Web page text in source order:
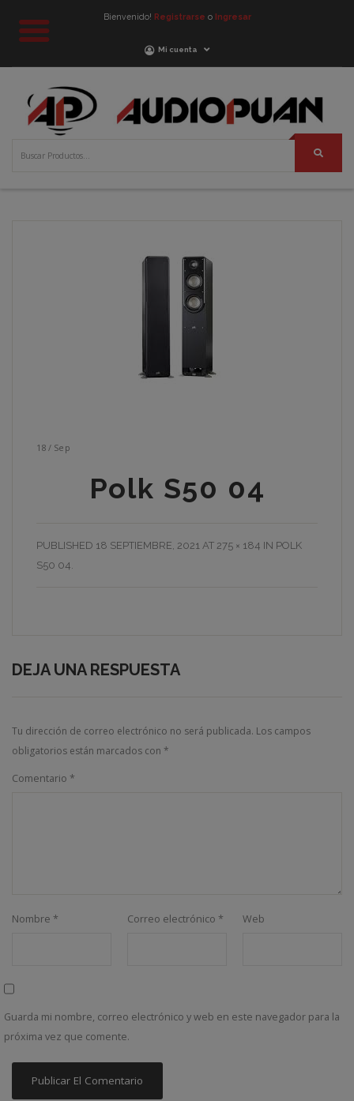
Bienvenido! Registrarse o Ingresar
Mi cuenta
18 / Sep
Polk S50 04
PUBLISHED 18 SEPTIEMBRE, 2021 AT 275 × 184 IN POLK
S50 04.
DEJA UNA RESPUESTA
Tu dirección de correo electrónico no será publicada. Los campos
obligatorios están marcados con *
Comentario *
Nombre * Correo electrónico * Web
Guarda mi nombre, correo electrónico y web en este navegador para la
próxima vez que comente.